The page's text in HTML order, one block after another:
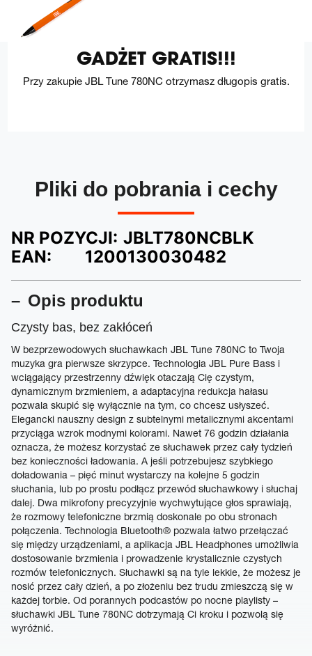
GADŻET GRATIS!!!
Przy zakupie JBL Tune 780NC otrzymasz długopis gratis.
Pliki do pobrania i cechy
NR POZYCJI: JBLT780NCBLK
EAN:
1200130030482
Opis produktu
Czysty bas, bez zakłóceń
W bezprzewodowych słuchawkach JBL Tune 780NC to Twoja
muzyka gra pierwsze skrzypce. Technologia JBL Pure Bass i
wciągający przestrzenny dźwięk otaczają Cię czystym,
dynamicznym brzmieniem, a adaptacyjna redukcja hałasu
pozwala skupić się wyłącznie na tym, co chcesz usłyszeć.
Elegancki nauszny design z subtelnymi metalicznymi akcentami
przyciąga wzrok modnymi kolorami. Nawet 76 godzin działania
oznacza, że możesz korzystać ze słuchawek przez cały tydzień
bez konieczności ładowania. A jeśli potrzebujesz szybkiego
doładowania – pięć minut wystarczy na kolejne 5 godzin
słuchania, lub po prostu podłącz przewód słuchawkowy i słuchaj
dalej. Dwa mikrofony precyzyjnie wychwytujące głos sprawiają,
że rozmowy telefoniczne brzmią doskonale po obu stronach
połączenia. Technologia Bluetooth® pozwala łatwo przełączać
się między urządzeniami, a aplikacja JBL Headphones umożliwia
dostosowanie brzmienia i prowadzenie krystalicznie czystych
rozmów telefonicznych. Słuchawki są na tyle lekkie, że możesz je
nosić przez cały dzień, a po złożeniu bez trudu zmieszczą się w
każdej torbie. Od porannych podcastów po nocne playlisty –
słuchawki JBL Tune 780NC dotrzymają Ci kroku i pozwolą się
wyróżnić.